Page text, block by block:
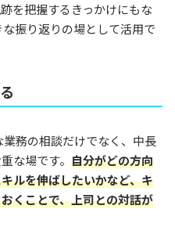
を把握するきっかけにもな
振り返りの場として活用で
務の相談だけでなく、中長
な場です。 自分がどの方向
ルを伸ばしたいかなど、キ
くことで、上司との対話が